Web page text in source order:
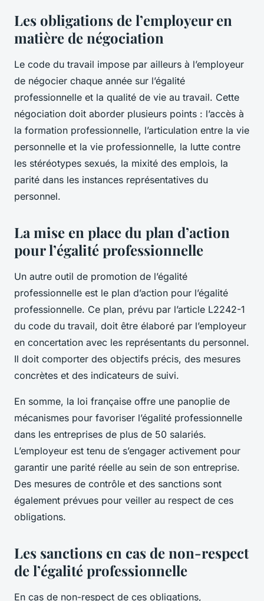
Les obligations de l’employeur en
matière de négociation
Le code du travail impose par ailleurs à l’employeur
de négocier chaque année sur l’égalité
professionnelle et la qualité de vie au travail. Cette
négociation doit aborder plusieurs points : l’accès à
la formation professionnelle, l’articulation entre la vie
personnelle et la vie professionnelle, la lutte contre
les stéréotypes sexués, la mixité des emplois, la
parité dans les instances représentatives du
personnel.
La mise en place du plan d’action
pour l’égalité professionnelle
Un autre outil de promotion de l’égalité
professionnelle est le plan d’action pour l’égalité
professionnelle. Ce plan, prévu par l’article L2242-1
du code du travail, doit être élaboré par l’employeur
en concertation avec les représentants du personnel.
Il doit comporter des objectifs précis, des mesures
concrètes et des indicateurs de suivi.
En somme, la loi française offre une panoplie de
mécanismes pour favoriser l’égalité professionnelle
dans les entreprises de plus de 50 salariés.
L’employeur est tenu de s’engager activement pour
garantir une parité réelle au sein de son entreprise.
Des mesures de contrôle et des sanctions sont
également prévues pour veiller au respect de ces
obligations.
Les sanctions en cas de non-respect
de l’égalité professionnelle
En cas de non-respect de ces obligations,